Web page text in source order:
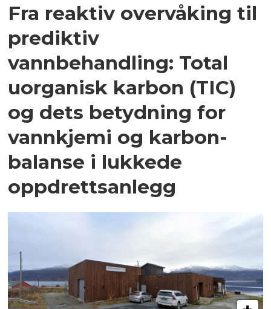
Fra reaktiv overvåking til
prediktiv
vannbehandling: Total
uorganisk karbon (TIC)
og dets betydning for
vannkjemi og karbon­
balanse i lukkede
oppdrettsanlegg